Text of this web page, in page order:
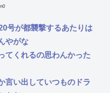
号が都襲撃するあたりは
やがな
てくれるの思わんかった
言い出していつものドラ